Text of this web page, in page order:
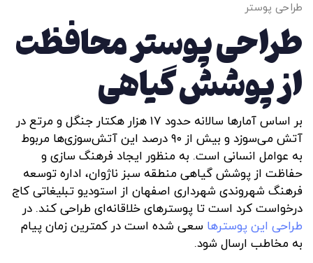
طراحی پوستر
طراحی پوستر محافظت
از پوشش گیاهی
بر اساس آمار‌ها سالانه حدود ۱۷ هزار هکتار جنگل و مرتع در
آتش می‌سوزد و بیش از ۹۰ درصد این آتش‌سوزی‌ها مربوط
به عوامل انسانی است. به منظور ایجاد فرهنگ سازی و
حفاظت از پوشش گیاهی منطقه سبز ناژوان، اداره توسعه
فرهنگ شهروندی شهرداری اصفهان از استودیو تبلیغاتی کاج
درخواست کرد است تا پوسترهای خلاقانه‌ای طراحی کند. در
طراحی این پوسترها سعی شده است در کمترین زمان پیام
به مخاطب ارسال شود.